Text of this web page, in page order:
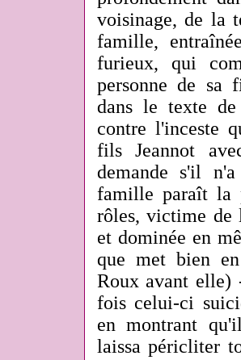
voisinage, de la
famille,
furieux, qui
personne de sa
dans le texte
contre l'inceste
fils Jeannot
demande s'il
famille paraît la
rôles, victime de
et dominée en
que met bien
Roux avant
fois celui-ci
en montrant
laissa péricliter